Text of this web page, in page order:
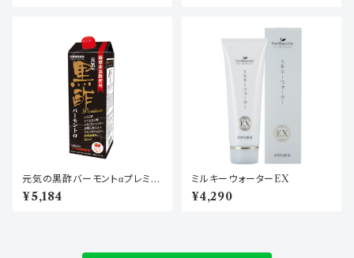
元気の黒酢バーモントαプレミア
ム
¥5,184
ミルキーウォーターEX
¥4,290